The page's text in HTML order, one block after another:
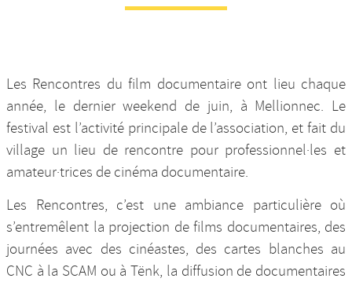
Les Rencontres du film documentaire ont lieu chaque
année, le dernier weekend de juin, à Mellionnec. Le
festival est l’activité principale de l’association, et fait du
village un lieu de rencontre pour professionnel·les et
amateur·trices de cinéma documentaire.
Les Rencontres, c’est une ambiance particulière où
s’entremêlent la projection de films documentaires, des
journées avec des cinéastes, des cartes blanches au
CNC à la SCAM ou à Tënk, la diffusion de documentaires